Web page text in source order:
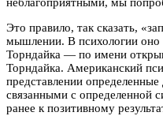
неблагоприятными, мы
Это правило, так сказать,
мышлении. В психологии оно
Торндайка — по имени
Торндайка. Американский
представлении определенные
связанными с определенной
ранее к позитивному